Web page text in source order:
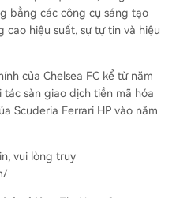
bằng các công cụ sáng tạo
cao hiệu suất, sự tự tin và hiệu
của Chelsea FC kể từ năm
sàn giao dịch tiền mã hóa
Scuderia Ferrari HP vào năm
vui lòng truy